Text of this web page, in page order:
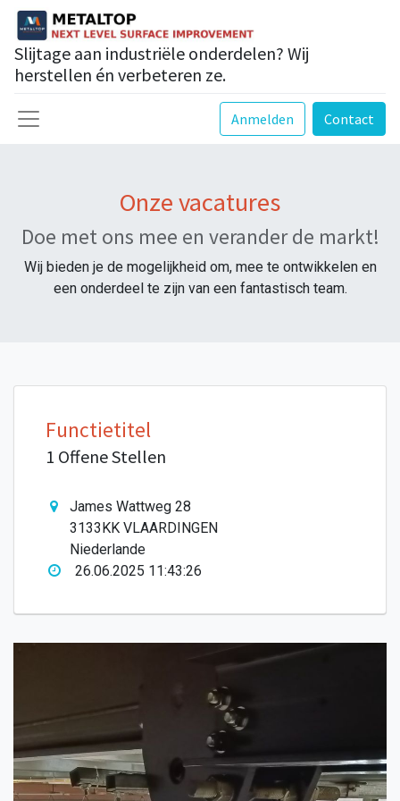
Slijtage aan industriële onderdelen? Wij
herstellen én verbeteren ze.
Anmelden Contact
Onze vacatures
Doe met ons mee en verander de markt!
Wij bieden je de mogelijkheid om, mee te ontwikkelen en
een onderdeel te zijn van een fantastisch team.
Functietitel
1 Offene Stellen
James Wattweg 28
3133KK VLAARDINGEN
Niederlande
26.06.2025 11:43:26